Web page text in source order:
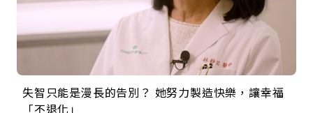
失智只能是漫長的告別？ 她努力製造快樂，讓幸福
「不退化」
來自剛果的巧克力神父 為台灣奉獻36年 「台灣是我
的家，我連作夢都講台語！」
63歲卸矽谷副總、搬回台灣找快樂！「蛋黃哥小
丑」走進安養院，逗樂上萬爺奶：退休後才開始真
104歲打破金氏世界紀錄 成為全球最年長羽球選
手，分享長壽的秘密原來是「這個」
事業巔峰他選擇追夢…黑手阿伯拉小提琴還登上小
巨蛋！連CNN都大讚！